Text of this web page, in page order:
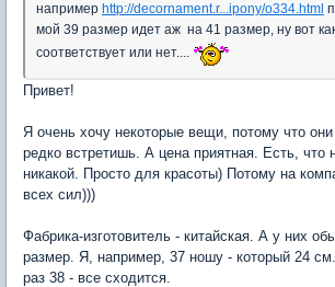
например http://decornament.r...ipony/o334.html
мой 39 размер идет аж на 41 размер, ну вот
соответствует или нет....
Привет!
Я очень хочу некоторые вещи, потому что
редко встретишь. А цена приятная. Есть, что
никакой. Просто для красоты) Потому на
всех сил)))
Фабрика-изготовитель - китайская. А у них
размер. Я, например, 37 ношу - который 24
раз 38 - все сходится.